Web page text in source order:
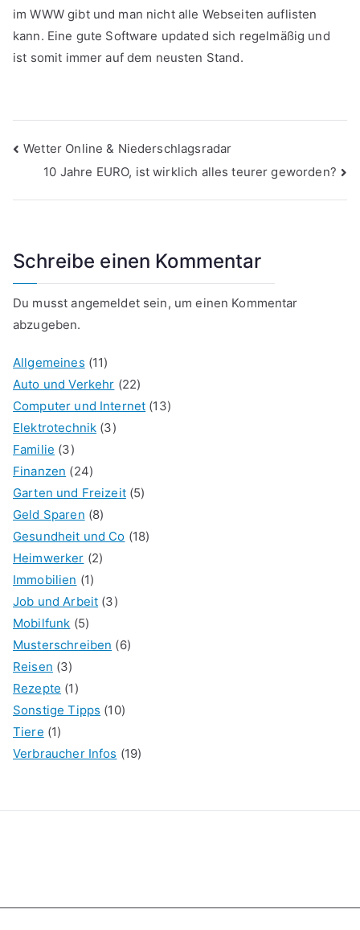
im WWW gibt und man nicht alle Webseiten auflisten
kann. Eine gute Software updated sich regelmäßig und
ist somit immer auf dem neusten Stand.
Beitragsnavigation
Wetter Online & Niederschlagsradar
10 Jahre EURO, ist wirklich alles teurer geworden?
Schreibe einen Kommentar
Du musstangemeldetsein, um einen Kommentar
abzugeben.
Allgemeines (11)
Auto und Verkehr (22)
Computer und Internet (13)
Elektrotechnik (3)
Familie (3)
Finanzen (24)
Garten und Freizeit(5)
Geld Sparen (8)
Gesundheit und Co (18)
Heimwerker (2)
Immobilien (1)
Job und Arbeit (3)
Mobilfunk (5)
Musterschreiben (6)
Reisen (3)
Rezepte (1)
Sonstige Tipps (10)
Tiere (1)
Verbraucher Infos (19)